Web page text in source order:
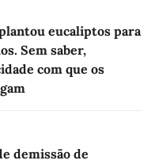
eucaliptos para
Sem saber,
com que os
demissão de